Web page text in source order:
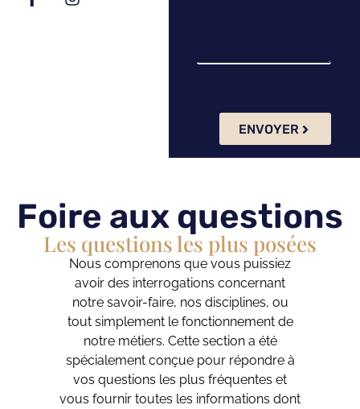
ENVOYER
Foire aux questions
Les questions les plus posées
Nous comprenons que vous puissiez
avoir des interrogations concernant
notre savoir-faire, nos disciplines, ou
tout simplement le fonctionnement de
notre métiers. Cette section a été
spécialement conçue pour répondre à
vos questions les plus fréquentes et
vous fournir toutes les informations dont